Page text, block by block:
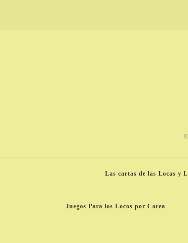
Las cartas de las Locas y
Juegos Para los Locos por Corea